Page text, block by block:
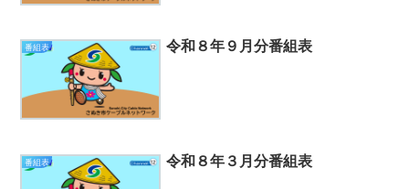
番組表 令和８年９月分番組表
番組表 令和８年３月分番組表